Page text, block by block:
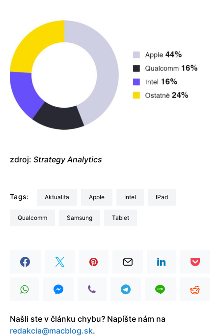
zdroj: Strategy Analytics
Tags: aktualita Apple Intel iPad
Qualcomm Samsung tablet
Našli ste v článku chybu? Napíšte nám na
redakcia@macblog.sk.